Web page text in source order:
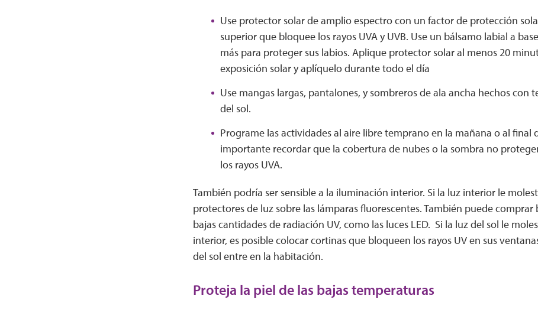
Use protector solar de amplio espectro con un factor de protección
superior que bloquee los rayos UVA y UVB. Use un bálsamo labial a
más para proteger sus labios. Aplique protector solar al menos 20
exposición solar y aplíquelo durante todo el día
Use mangas largas, pantalones, y sombreros de ala ancha hechos con
del sol.
Programe las actividades al aire libre temprano en la mañana o al final
importante recordar que la cobertura de nubes o la sombra no
los rayos UVA.
También podría ser sensible a la iluminación interior. Si la luz interior le
protectores de luz sobre las lámparas fluorescentes. También puede
bajas cantidades de radiación UV, como las luces LED. Si la luz del sol le
interior, es posible colocar cortinas que bloqueen los rayos UV en sus
del sol entre en la habitación.
Proteja la piel de las bajas temperaturas